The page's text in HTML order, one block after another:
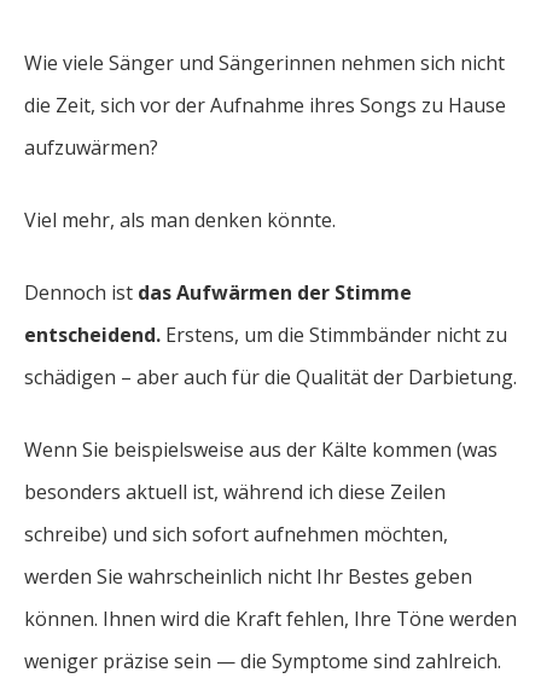
Wie viele Sänger und Sängerinnen nehmen sich nicht
die Zeit, sich vor der Aufnahme ihres Songs zu Hause
aufzuwärmen?
Viel mehr, als man denken könnte.
Dennoch ist das Aufwärmen der Stimme
entscheidend. Erstens, um die Stimmbänder nicht zu
schädigen – aber auch für die Qualität der Darbietung.
Wenn Sie beispielsweise aus der Kälte kommen (was
besonders aktuell ist, während ich diese Zeilen
schreibe) und sich sofort aufnehmen möchten,
werden Sie wahrscheinlich nicht Ihr Bestes geben
können. Ihnen wird die Kraft fehlen, Ihre Töne werden
weniger präzise sein — die Symptome sind zahlreich.